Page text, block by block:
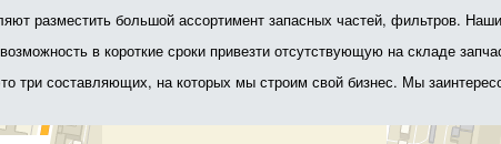
разместить большой ассортимент запасных частей, фильтров.
в короткие сроки привезти отсутствующую на складе
три составляющих, на которых мы строим свой бизнес. Мы